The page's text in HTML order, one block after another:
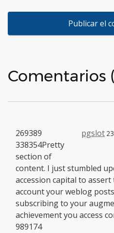
Comentarios
pgslot
269389
338354Pretty
section of
content. I just stumbled
accession capital to
account your weblog
subscribing to your
achievement you access
989174